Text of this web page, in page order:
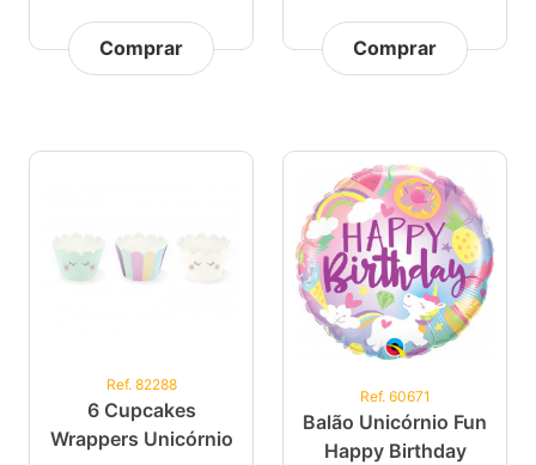
Comprar Comprar
Ref. 82288
6 Cupcakes
Wrappers Unicórnio
Ref. 60671
Balão Unicórnio Fun
Happy Birthday